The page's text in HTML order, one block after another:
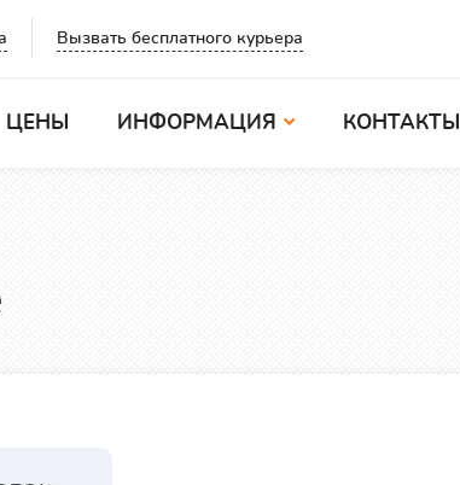
Вызвать бесплатного курьера
ЦЕНЫ ИНФОРМАЦИЯ КОНТАКТЫ